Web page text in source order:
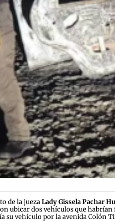
de la jueza Lady Gissela Pachar
ubicar dos vehículos que habrían
su vehículo por la avenida Colón